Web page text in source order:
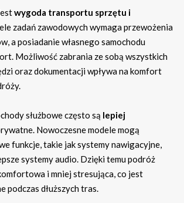
wygoda transportu sprzętu i
zadań zawodowych wymaga przewożenia
a posiadanie własnego samochodu
Możliwość zabrania ze sobą wszystkich
oraz dokumentacji wpływa na komfort
służbowe często są lepiej
Nowoczesne modele mogą
funkcje, takie jak systemy nawigacyjne,
systemy audio. Dzięki temu podróż
i mniej stresująca, co jest
podczas dłuższych tras.